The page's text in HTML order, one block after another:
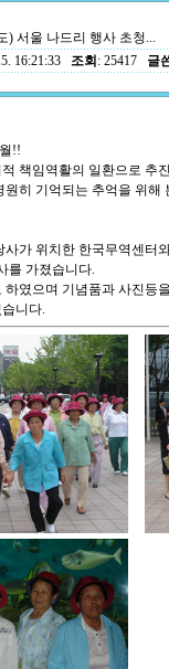
) 서울 나드리 행사 초청...
16:21:33 조회 : 25417 글
!!
책임역활의 일환으로 추
히 기억되는 추억을 위
사가 위치한 한국무역센터
를 가졌습니다.
하였으며 기념품과 사진등
니다.